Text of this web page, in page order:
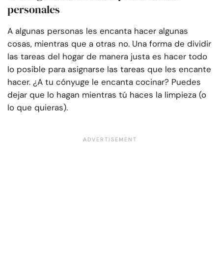
personales
A algunas personas les encanta hacer algunas
cosas, mientras que a otras no. Una forma de dividir
las tareas del hogar de manera justa es hacer todo
lo posible para asignarse las tareas que les encante
hacer. ¿A tu cónyuge le encanta cocinar? Puedes
dejar que lo hagan mientras tú haces la limpieza (o
lo que quieras).